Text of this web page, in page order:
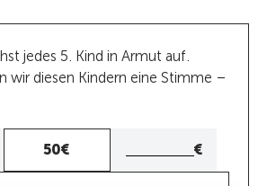
jedes 5. Kind in Armut auf.
wir diesen Kindern eine Stimme –
50€
Betrag
€